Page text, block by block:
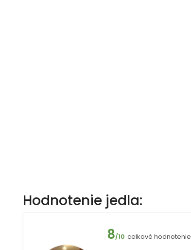
Hodnotenie jedla:
8/10 celkové hodnotenie